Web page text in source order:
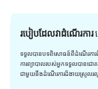
របៀបដែលវាដំណើរការ
ទទួលបានបទពិសោធន៍ពីដំណើរការដ៏
ការព្យាបាលរបស់អ្នកទទួលបា
ជាមួយនឹងដំណើរការដ៏ងាយស្រួលរ